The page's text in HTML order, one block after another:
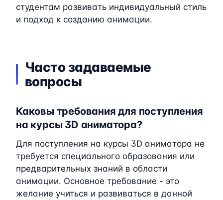
студентам развивать индивидуальный стиль
и подход к созданию анимации.
Часто задаваемые
вопросы
Каковы требования для поступления
на курсы 3D аниматора?
Для поступления на курсы 3D аниматора не
требуется специального образования или
предварительных знаний в области
анимации. Основное требование - это
желание учиться и развиваться в данной